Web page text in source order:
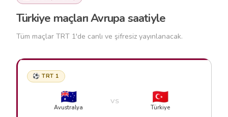
Türkiye maçları Avrupa saatiyle
Tüm maçlar TRT 1'de canlı ve şifresiz yayınlanacak.
⚽ TRT 1
🇦🇺
Avustralya
VS 🇹🇷
Türkiye